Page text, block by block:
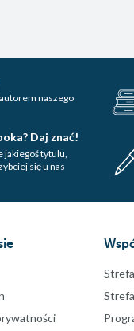
naszego
Daj znać!
jakiegoś tytulu,
się u nas